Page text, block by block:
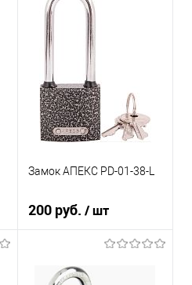
Замок АПЕКС PD-01-38-L
200 руб. / шт